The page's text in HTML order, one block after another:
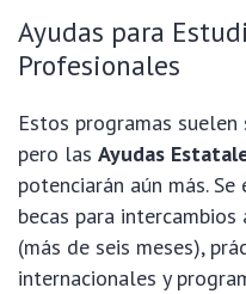
Ayudas para
Profesionales
Estos programas
pero las Ayudas
potenciarán aún más.
becas para
(más de seis meses),
internacionales y